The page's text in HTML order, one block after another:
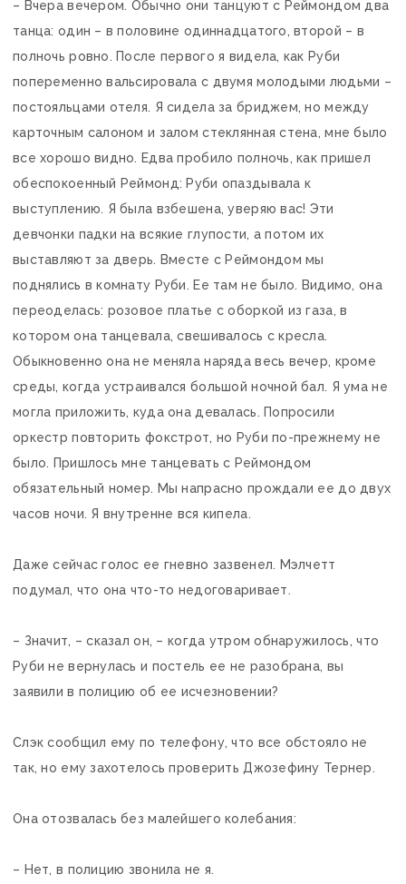
– Вчера вечером. Обычно они танцуют с Реймондом два
танца: один – в половине одиннадцатого, второй – в
полночь ровно. После первого я видела, как Руби
попеременно вальсировала с двумя молодыми людьми –
постояльцами отеля. Я сидела за бриджем, но между
карточным салоном и залом стеклянная стена, мне было
все хорошо видно. Едва пробило полночь, как пришел
обеспокоенный Реймонд: Руби опаздывала к
выступлению. Я была взбешена, уверяю вас! Эти
девчонки падки на всякие глупости, а потом их
выставляют за дверь. Вместе с Реймондом мы
поднялись в комнату Руби. Ее там не было. Видимо, она
переоделась: розовое платье с оборкой из газа, в
котором она танцевала, свешивалось с кресла.
Обыкновенно она не меняла наряда весь вечер, кроме
среды, когда устраивался большой ночной бал. Я ума не
могла приложить, куда она девалась. Попросили
оркестр повторить фокстрот, но Руби по-прежнему не
было. Пришлось мне танцевать с Реймондом
обязательный номер. Мы напрасно прождали ее до двух
часов ночи. Я внутренне вся кипела.
Даже сейчас голос ее гневно зазвенел. Мэлчетт
подумал, что она что-то недоговаривает.
– Значит, – сказал он, – когда утром обнаружилось, что
Руби не вернулась и постель ее не разобрана, вы
заявили в полицию об ее исчезновении?
Слэк сообщил ему по телефону, что все обстояло не
так, но ему захотелось проверить Джозефину Тернер.
Она отозвалась без малейшего колебания:
– Нет, в полицию звонила не я.